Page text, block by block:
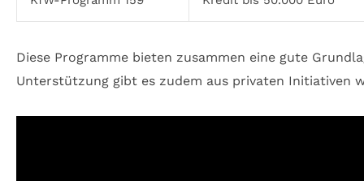
Diese Programme bieten zusammen eine gute
Unterstützung gibt es zudem aus privaten Initiativen